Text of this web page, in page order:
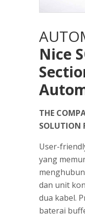
Nice
THE
SOLUTION
User-
yang
dan unit
dua kabel.
baterai